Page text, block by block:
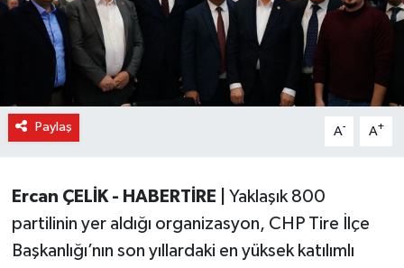
Paylaş A- A+
Ercan ÇELİK - HABERTİRE | Yaklaşık 800
partilinin yer aldığı organizasyon, CHP Tire İlçe
Başkanlığı’nın son yıllardaki en yüksek katılımlı